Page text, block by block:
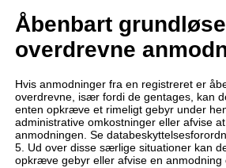
Åbenbart
overdrevne
Hvis anmodninger fra en registreret er
overdrevne, især fordi de gentages, kan
enten opkræve et rimeligt gebyr under
administrative omkostninger eller afvise
anmodningen. Se
5. Ud over disse særlige situationer kan
opkræve gebyr eller afvise en anmodning